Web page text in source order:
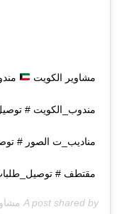
مشاوير الكويت
مندوب_الكويت #
مناديب_ت الصور #
مقتطف #
A post shared by